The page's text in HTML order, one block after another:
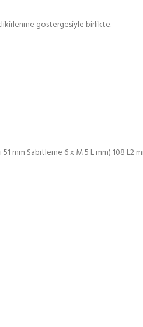
göstergesiyle birlikte.
mm Sabitleme 6 x M 5 L mm) 108 L2